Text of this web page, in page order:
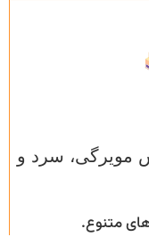
مویرگی، سرد و
متنوع.